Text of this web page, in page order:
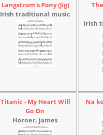
Langstrom's Pony (Jig)
Irish traditional music
Irish
Titanic - My Heart Will
Go On
Horner, James
Na